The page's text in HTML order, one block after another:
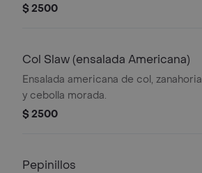
$ 2500
Col Slaw (ensalada Americana)
Ensalada americana de col, zanahoria
y cebolla morada.
$ 2500
Pepinillos